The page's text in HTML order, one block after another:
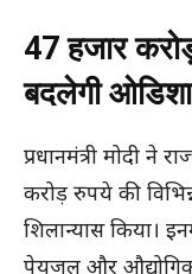
47 हजार
बदलेगी
प्रधानमंत्री मोदी
करोड़ रुपये की
शिलान्यास किया।